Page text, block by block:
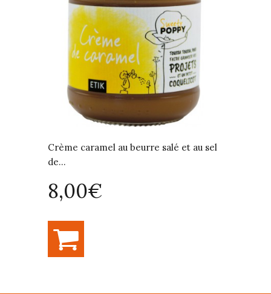
Crème caramel au beurre salé et au sel
de...
8,00€